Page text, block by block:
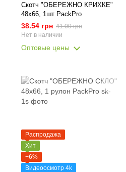
Скотч "ОБЕРЕЖНО КРИХКЕ"
48х66, 1шт PackPro
38.54 грн 41.00 грн
Нет в наличии
Оптовые цены
Распродажа
Хит
−6%
Видеоосмотр 4k